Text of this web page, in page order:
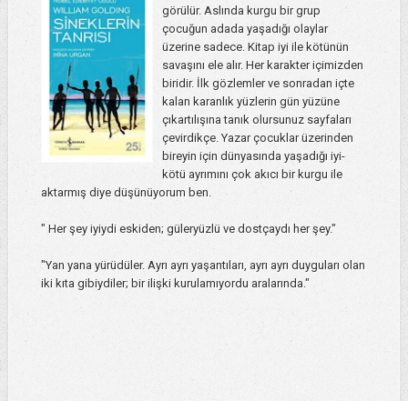
görülür. Aslında kurgu bir grup
çocuğun adada yaşadığı olaylar
üzerine sadece. Kitap iyi ile kötünün
savaşını ele alır. Her karakter içimizden
biridir. İlk gözlemler ve sonradan içte
kalan karanlık yüzlerin gün yüzüne
çıkartılışına tanık olursunuz sayfaları
çevirdikçe. Yazar çocuklar üzerinden
bireyin için dünyasında yaşadığı iyi-
kötü ayrımını çok akıcı bir kurgu ile
aktarmış diye düşünüyorum ben.
" Her şey iyiydi eskiden; güleryüzlü ve dostçaydı her şey."
"Yan yana yürüdüler. Ayrı ayrı yaşantıları, ayrı ayrı duyguları olan
iki kıta gibiydiler; bir ilişki kurulamıyordu aralarında."